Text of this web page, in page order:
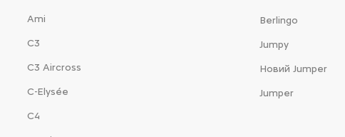
Ami
С3
С3 Aircross
C-Elysée
С4
Berlingo
Jumpy
Новий Jumper
Jumper